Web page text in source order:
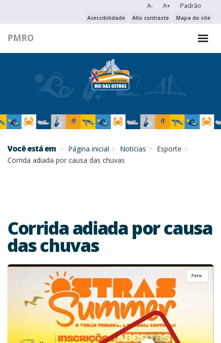
A- A+ Padrão
Acessibilidade Alto contraste Mapa do site
PMRO
PESQUISAR NO PORTAL
PESQUISAR
Você está em Página inicial Notícias
Esporte
Corrida adiada por causa das chuvas
Corrida adiada por causa
das chuvas
Foto: